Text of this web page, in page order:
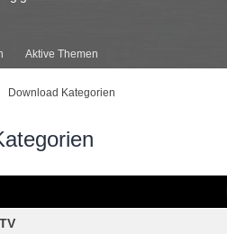
Aktive Themen
Download Kategorien